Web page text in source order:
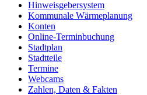
Hinweisgebersystem
Kommunale Wärmeplanung
Konten
Online-Terminbuchung
Stadtplan
Stadtteile
Termine
Webcams
Zahlen, Daten & Fakten